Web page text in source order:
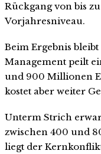
Rückgang von bis
Vorjahresniveau.
Beim Ergebnis
Management peilt
und 900 Millionen
kostet aber weiter
Unterm Strich
zwischen 400 und
liegt der